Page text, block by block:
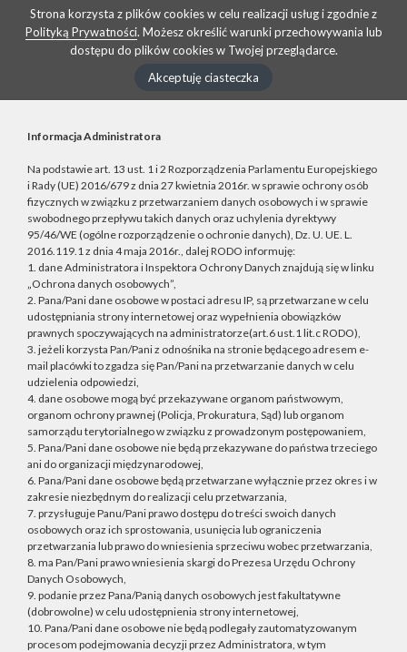
Strona korzysta z plików cookies w celu realizacji usług i zgodnie z
Polityką Prywatności. Możesz określić warunki przechowywania lub
dostępu do plików cookies w Twojej przeglądarce.
Akceptuję ciasteczka
Informacja Administratora
Na podstawie art. 13 ust. 1 i 2 Rozporządzenia Parlamentu Europejskiego
i Rady (UE) 2016/679 z dnia 27 kwietnia 2016r. w sprawie ochrony osób
fizycznych w związku z przetwarzaniem danych osobowych i w sprawie
swobodnego przepływu takich danych oraz uchylenia dyrektywy
95/46/WE (ogólne rozporządzenie o ochronie danych), Dz. U. UE. L.
2016.119.1 z dnia 4 maja 2016r., dalej RODO informuję:
1. dane Administratora i Inspektora Ochrony Danych znajdują się w linku
„Ochrona danych osobowych”,
2. Pana/Pani dane osobowe w postaci adresu IP, są przetwarzane w celu
udostępniania strony internetowej oraz wypełnienia obowiązków
prawnych spoczywających na administratorze(art.6 ust.1 lit.c RODO),
3. jeżeli korzysta Pan/Pani z odnośnika na stronie będącego adresem e-
mail placówki to zgadza się Pan/Pani na przetwarzanie danych w celu
udzielenia odpowiedzi,
4. dane osobowe mogą być przekazywane organom państwowym,
organom ochrony prawnej (Policja, Prokuratura, Sąd) lub organom
samorządu terytorialnego w związku z prowadzonym postępowaniem,
5. Pana/Pani dane osobowe nie będą przekazywane do państwa trzeciego
ani do organizacji międzynarodowej,
6. Pana/Pani dane osobowe będą przetwarzane wyłącznie przez okres i w
zakresie niezbędnym do realizacji celu przetwarzania,
7. przysługuje Panu/Pani prawo dostępu do treści swoich danych
osobowych oraz ich sprostowania, usunięcia lub ograniczenia
przetwarzania lub prawo do wniesienia sprzeciwu wobec przetwarzania,
8. ma Pan/Pani prawo wniesienia skargi do Prezesa Urzędu Ochrony
Danych Osobowych,
9. podanie przez Pana/Panią danych osobowych jest fakultatywne
(dobrowolne) w celu udostępnienia strony internetowej,
10. Pana/Pani dane osobowe nie będą podlegały zautomatyzowanym
procesom podejmowania decyzji przez Administratora, w tym